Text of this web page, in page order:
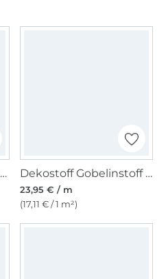
Knopf Anker 13 mm, marine Dekostoff Gobelinstoff Lighthouse, blau
23,95 € / m
(17,11 € / 1 m²)